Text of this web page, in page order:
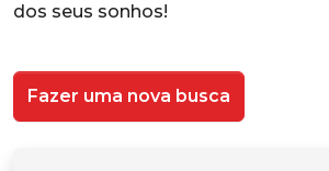
dos seus sonhos!
Fazer uma nova busca